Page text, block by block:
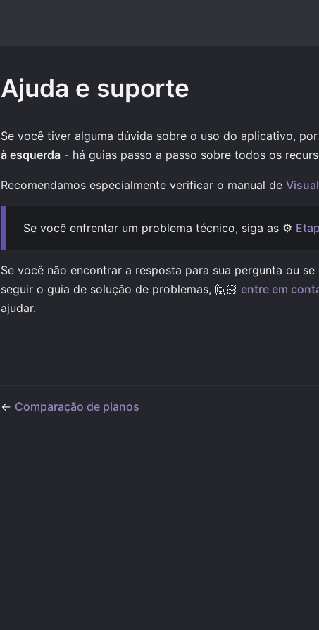
Ajuda e suporte
Se você tiver alguma dúvida sobre o uso do aplicativo,
à esquerda - há guias passo a passo sobre todos os
Recomendamos especialmente verificar o manual de
Se você enfrentar um problema técnico, siga as ⚙️
Se você não encontrar a resposta para sua pergunta ou
seguir o guia de solução de problemas, 🙋🏻‍ entre em
ajudar.
← Comparação de planos